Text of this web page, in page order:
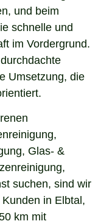
und beim
schnelle und
im Vordergrund.
Umsetzung, die
Glas- &
suchen, sind wir
in Elbtal,
km mit